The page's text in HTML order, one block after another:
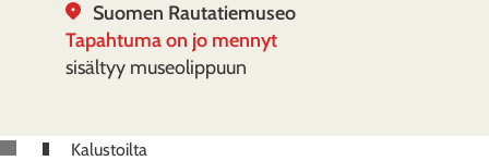
Suomen Rautatiemuseo
Tapahtuma on jo mennyt
sisältyy museolippuun
Kalustoilta